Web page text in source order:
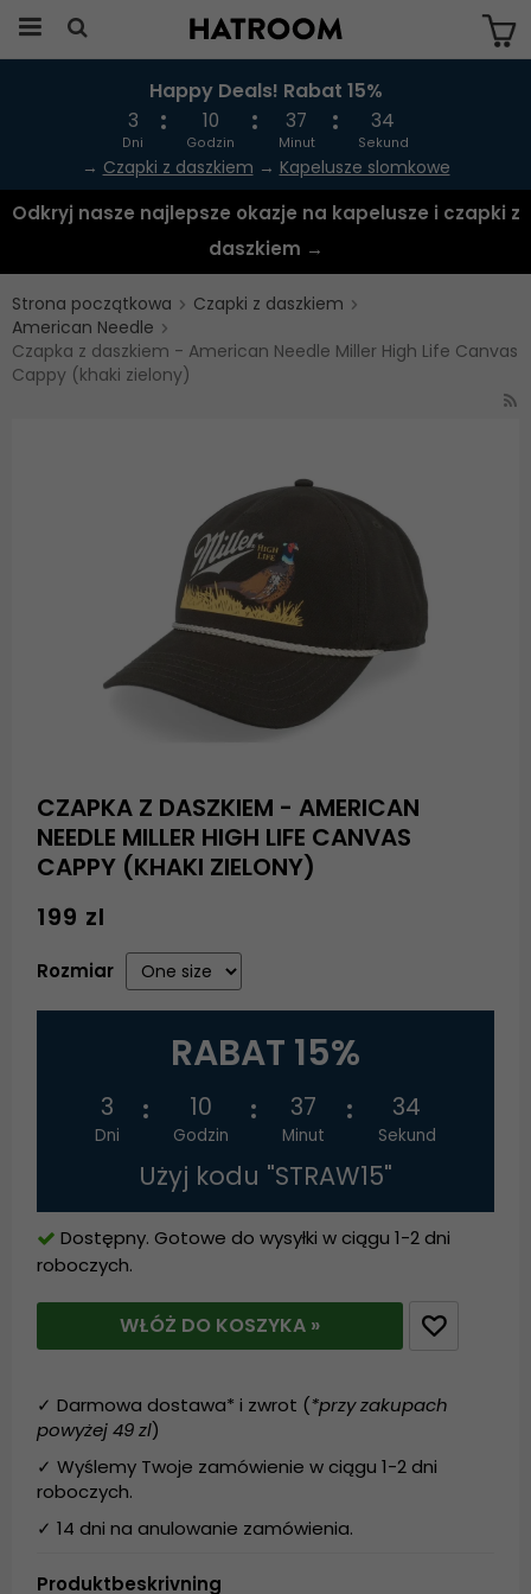
Produkten har blivit tillagd i varukorgen
Happy Deals! Rabat 15%
3
Dni
10
Godzin
37
Minut
33
Sekund
→ Czapki z daszkiem → Kapelusze slomkowe
Odkryj nasze najlepsze okazje na kapelusze i czapki z
daszkiem →
Strona początkowa
Czapki z daszkiem
American Needle
Czapka z daszkiem - American Needle Miller High Life Canvas
Cappy (khaki zielony)
CZAPKA Z DASZKIEM - AMERICAN
NEEDLE MILLER HIGH LIFE CANVAS
CAPPY (KHAKI ZIELONY)
199 zl
Rozmiar
RABAT 15%
3
Dni
10
Godzin
37
Minut
33
Sekund
Użyj kodu "STRAW15"
Dostępny. Gotowe do wysyłki w ciągu 1-2 dni
roboczych.
WŁÓŻ DO KOSZYKA »
✓ Darmowa dostawa* i zwrot (*przy zakupach
powyżej 49 zl)
✓ Wyślemy Twoje zamówienie w ciągu 1-2 dni
roboczych.
✓ 14 dni na anulowanie zamówienia.
Produktbeskrivning